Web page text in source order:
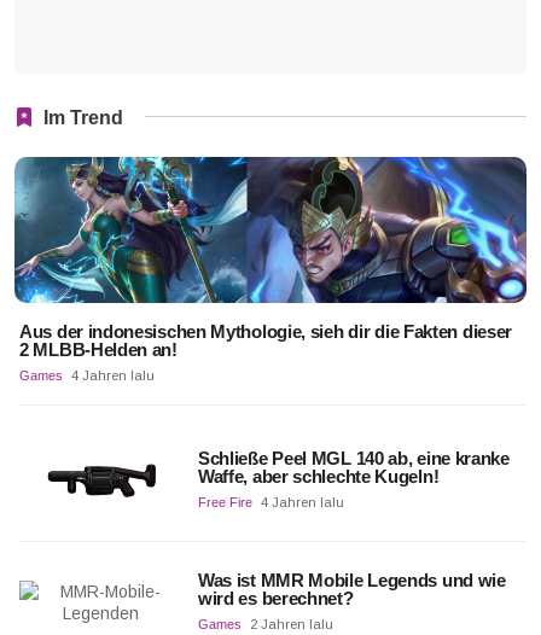
Im Trend
Aus der indonesischen Mythologie, sieh dir die Fakten dieser
2 MLBB-Helden an!
Games 4 Jahren lalu
Schließe Peel MGL 140 ab, eine kranke
Waffe, aber schlechte Kugeln!
Free Fire 4 Jahren lalu
Was ist MMR Mobile Legends und wie
wird es berechnet?
Games 2 Jahren lalu